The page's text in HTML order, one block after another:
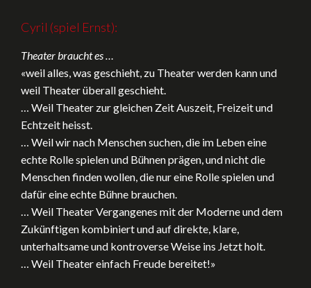
Cyril (spiel Ernst):
Theater braucht es …
«weil alles, was geschieht, zu Theater werden kann und
weil Theater überall geschieht.
… Weil Theater zur gleichen Zeit Auszeit, Freizeit und
Echtzeit heisst.
… Weil wir nach Menschen suchen, die im Leben eine
echte Rolle spielen und Bühnen prägen, und nicht die
Menschen finden wollen, die nur eine Rolle spielen und
dafür eine echte Bühne brauchen.
… Weil Theater Vergangenes mit der Moderne und dem
Zukünftigen kombiniert und auf direkte, klare,
unterhaltsame und kontroverse Weise ins Jetzt holt.
… Weil Theater einfach Freude bereitet!»